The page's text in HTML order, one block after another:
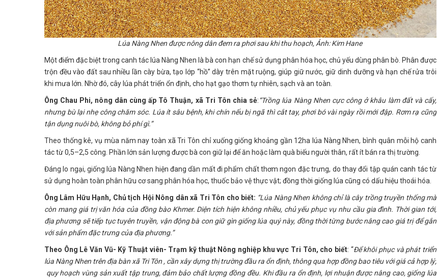
Lúa Nàng Nhen được nông dân đem ra phơi sau khi thu hoạch, Ảnh: Kim Hane
Một điểm đặc biệt trong canh tác lúa Nàng Nhen là bà con hạn chế sử dụng phân hóa học, chủ yếu dùng phân bò. Phân được
trộn đều vào đất sau nhiều lần cày bừa, tạo lớp “hồ” dày trên mặt ruộng, giúp giữ nước, giữ dinh dưỡng và hạn chế rửa trôi
khi mưa lớn. Nhờ đó, cây lúa phát triển ổn định, cho hạt gạo thơm tự nhiên, sạch và an toàn.
Ông Chau Phi, nông dân cùng ấp Tô Thuận, xã Tri Tôn chia sẻ:“Trồng lúa Nàng Nhen cực công ở khâu làm đất và cấy,
nhưng bù lại nhẹ công chăm sóc. Lúa ít sâu bệnh, khi chín nếu bị ngã thì cắt tay, phơi bó vài ngày rồi mới đập. Rơm rạ cũng
tận dụng nuôi bò, không bỏ phí gì.”
Theo thống kê, vụ mùa năm nay toàn xã Tri Tôn chỉ xuống giống khoảng gần 12ha lúa Nàng Nhen, bình quân mỗi hộ canh
tác từ 0,5–2,5 công. Phần lớn sản lượng được bà con giữ lại để ăn hoặc làm quà biếu người thân, rất ít bán ra thị trường.
Đáng lo ngại, giống lúa Nàng Nhen hiện đang dần mất đi phẩm chất thơm ngon đặc trưng, do thay đổi tập quán canh tác từ
sử dụng hoàn toàn phân hữu cơ sang phân hóa học, thuốc bảo vệ thực vật; đồng thời giống lúa cũng có dấu hiệu thoái hóa.
Ông Lâm Hữu Hạnh, Chủ tịch Hội Nông dân xã Tri Tôn cho biết: “Lúa Nàng Nhen không chỉ là cây trồng truyền thống mà
còn mang giá trị văn hóa của đồng bào Khmer. Diện tích hiện không nhiều, chủ yếu phục vụ nhu cầu gia đình. Thời gian tới,
địa phương sẽ tiếp tục tuyên truyền, vận động bà con giữ gìn giống lúa quý này, đồng thời từng bước nâng cao giá trị để gắn
với sản phẩm đặc trưng của địa phương.”
Theo Ông Lê Văn Vũ- Kỹ Thuật viên- Trạm kỹ thuật Nông nghiệp khu vực Tri Tôn, cho biết: “Để khôi phục và phát triển
lúa Nàng Nhen trên địa bàn xã Tri Tôn , cần xây dựng thị trường đầu ra ổn định, thông qua hợp đồng bao tiêu với giá cả hợp lý;
quy hoạch vùng sản xuất tập trung, đảm bảo chất lượng đồng đều. Khi đầu ra ổn định, lợi nhuận được nâng cao, giống lúa